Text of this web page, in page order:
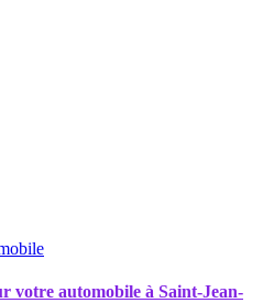
votre automobile à Saint-Jean-